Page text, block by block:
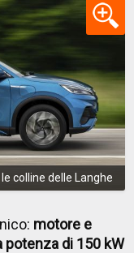
colline delle Langhe
motore e
potenza di 150 kW